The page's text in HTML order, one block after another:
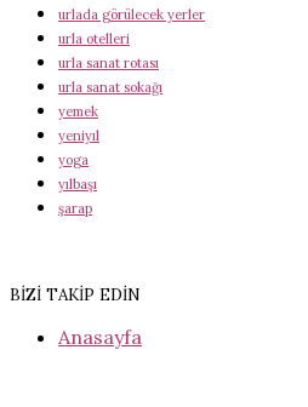
urlada görülecek yerler
urla otelleri
urla sanat rotası
urla sanat sokağı
yemek
yeniyıl
yoga
yılbaşı
şarap
BİZİ TAKİP EDİN
Anasayfa